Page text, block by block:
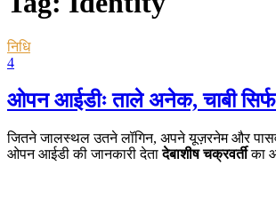
निधि
4
ओपन आईडीः ताले अनेक, चाबी
जितने जालस्थल उतने लॉगिन, अपने यूज़रनेम और
ओपन आईडी की जानकारी देतादेबाशीष चक्रवर्तीका